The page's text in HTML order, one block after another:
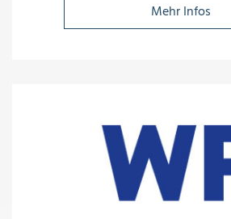
Mehr Infos